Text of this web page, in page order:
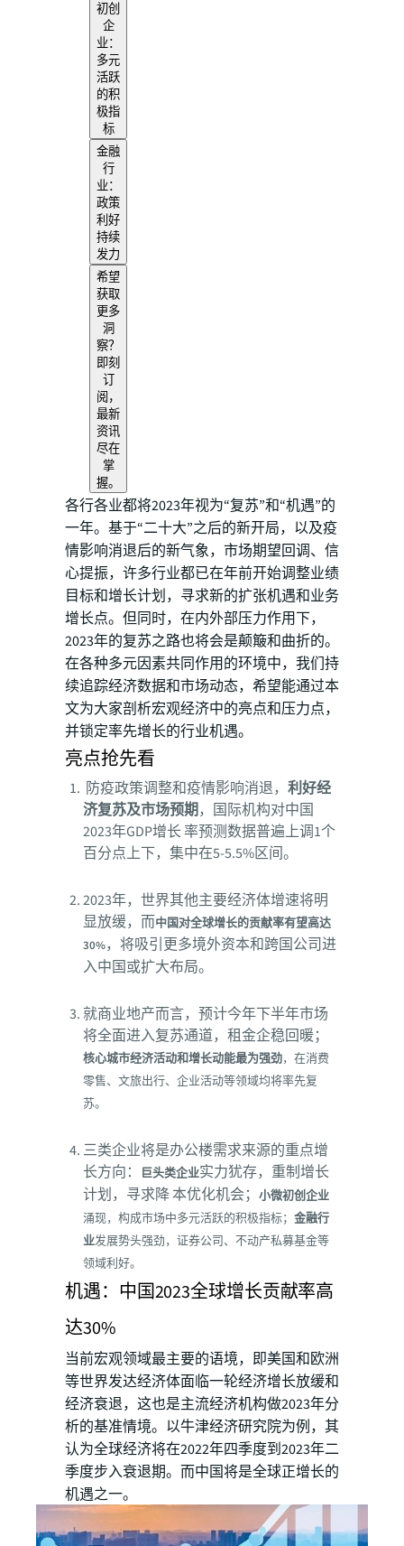
初创
企
业：
多元
活跃
的积
极指
标
金融
行
业：
政策
利好
持续
发力
希望
获取
更多
洞
察？
即刻
订
阅，
最新
资讯
尽在
掌
握。
各行各业都将2023年视为“复苏”和“机遇”的
一年。基于“二十大”之后的新开局，以及疫
情影响消退后的新气象，市场期望回调、信
心提振，许多行业都已在年前开始调整业绩
目标和增长计划，寻求新的扩张机遇和业务
增长点。但同时，在内外部压力作用下，
2023年的复苏之路也将会是颠簸和曲折的。
在各种多元因素共同作用的环境中，我们持
续追踪经济数据和市场动态，希望能通过本
文为大家剖析宏观经济中的亮点和压力点，
并锁定率先增长的行业机遇。
亮点抢先看
防疫政策调整和疫情影响消退， 利好经
济复苏及市场预期 ，国际机构对中国
2023年GDP增长 率预测数据普遍上调1个
百分点上下，集中在5-5.5%区间。
2023年，世界其他主要经济体增速将明
显放缓，而中国对全球增长的贡献率有望高达
30%，将吸引更多境外资本和跨国公司进
入中国或扩大布局。
就商业地产而言，预计今年下半年市场
将全面进入复苏通道，租金企稳回暖；
核心城市经济活动和增长动能最为强劲，在消费
零售、文旅出行、企业活动等领域均将率先复
苏。
三类企业将是办公楼需求来源的重点增
长方向：
巨头类企业实力犹存，重制增长
计划，寻求降 本优化机会； 小微初创企业
涌现，构成市场中多元活跃的积极指标； 金融行
业发展势头强劲，证券公司、不动产私募基金等
领域利好。
机遇：中国2023全球增长贡献率高
达30%
当前宏观领域最主要的语境，即美国和欧洲
等世界发达经济体面临一轮经济增长放缓和
经济衰退，这也是主流经济机构做2023年分
析的基准情境。以牛津经济研究院为例，其
认为全球经济将在2022年四季度到2023年二
季度步入衰退期。而中国将是全球正增长的
机遇之一。